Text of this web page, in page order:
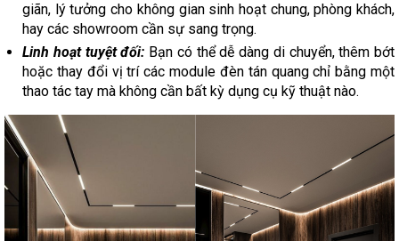
giãn, lý tưởng cho không gian sinh hoạt chung, phòng khách,
hay các showroom cần sự sang trọng.
Linh hoạt tuyệt đối: Bạn có thể dễ dàng di chuyển, thêm bớt
hoặc thay đổi vị trí các module đèn tán quang chỉ bằng một
thao tác tay mà không cần bất kỳ dụng cụ kỹ thuật nào.